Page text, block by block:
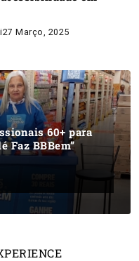
27 Março, 2025
60+ para
Faz BBBem”